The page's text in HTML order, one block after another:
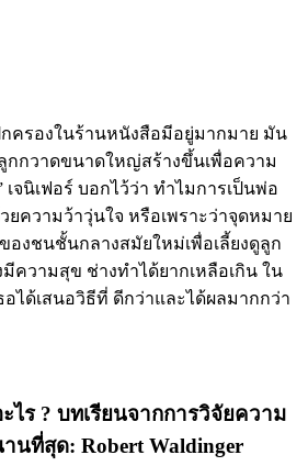
ครองในร้านหนังสือมีอยู่มากมาย มัน
กกวาดขนาดใหญ่สร้างขึ้นเพื่อความ
จนิเฟอร์ บอกไว้ว่า ทำไมการเป็นพ่อ
ยความว้าวุ่นใจ หรือเพราะว่าจุดหมาย
งชนชั้นกลางสมัยใหม่เพื่อเลี้ยงดูลูก
ความสุข ช่างทำได้ยากเหลือเกิน ใน
ได้เสนอวิธีที่ ดีกว่าและได้ผลมากกว่า
ไร ? บทเรียนจากการวิจัยความ
นที่สุด: Robert Waldinger